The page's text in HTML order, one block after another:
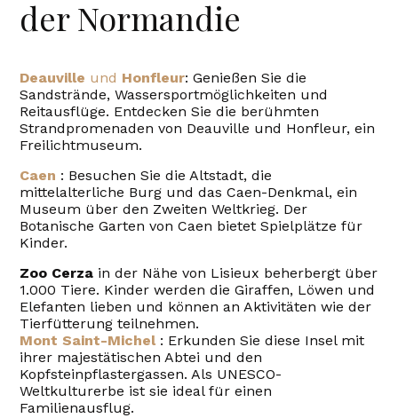
der Normandie
Deauville und Honfleur: Genießen Sie die
Sandstrände, Wassersportmöglichkeiten und
Reitausflüge. Entdecken Sie die berühmten
Strandpromenaden von Deauville und Honfleur, ein
Freilichtmuseum.
Caen : Besuchen Sie die Altstadt, die
mittelalterliche Burg und das Caen-Denkmal, ein
Museum über den Zweiten Weltkrieg. Der
Botanische Garten von Caen bietet Spielplätze für
Kinder.
Zoo Cerza in der Nähe von Lisieux beherbergt über
1.000 Tiere. Kinder werden die Giraffen, Löwen und
Elefanten lieben und können an Aktivitäten wie der
Tierfütterung teilnehmen.
Mont Saint-Michel: Erkunden Sie diese Insel mit
ihrer majestätischen Abtei und den
Kopfsteinpflastergassen. Als UNESCO-
Weltkulturerbe ist sie ideal für einen
Familienausflug.